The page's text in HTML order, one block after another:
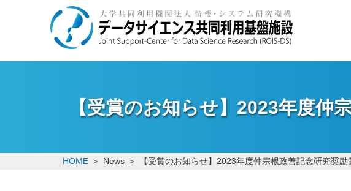
【受賞のお知らせ】2023年度仲
HOME News 【受賞のお知らせ】2023年度仲宗根政善記念研究奨励